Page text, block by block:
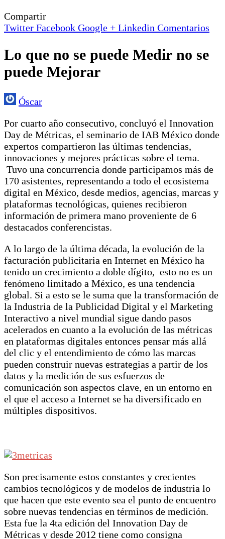
Compartir
Twitter Facebook Google + Linkedin Comentarios
Lo que no se puede Medir no se
puede Mejorar
Óscar
Por cuarto año consecutivo, concluyó el Innovation
Day de Métricas, el seminario de IAB México donde
expertos compartieron las últimas tendencias,
innovaciones y mejores prácticas sobre el tema.
Tuvo una concurrencia donde participamos más de
170 asistentes, representando a todo el ecosistema
digital en México, desde medios, agencias, marcas y
plataformas tecnológicas, quienes recibieron
información de primera mano proveniente de 6
destacados conferencistas.
A lo largo de la última década, la evolución de la
facturación publicitaria en Internet en México ha
tenido un crecimiento a doble dígito, esto no es un
fenómeno limitado a México, es una tendencia
global. Si a esto se le suma que la transformación de
la Industria de la Publicidad Digital y el Marketing
Interactivo a nivel mundial sigue dando pasos
acelerados en cuanto a la evolución de las métricas
en plataformas digitales entonces pensar más allá
del clic y el entendimiento de cómo las marcas
pueden construir nuevas estrategias a partir de los
datos y la medición de sus esfuerzos de
comunicación son aspectos clave, en un entorno en
el que el acceso a Internet se ha diversificado en
múltiples dispositivos.
Son precisamente estos constantes y crecientes
cambios tecnológicos y de modelos de industria lo
que hacen que este evento sea el punto de encuentro
sobre nuevas tendencias en términos de medición.
Esta fue la 4ta edición del Innovation Day de
Métricas y desde 2012 tiene como consigna